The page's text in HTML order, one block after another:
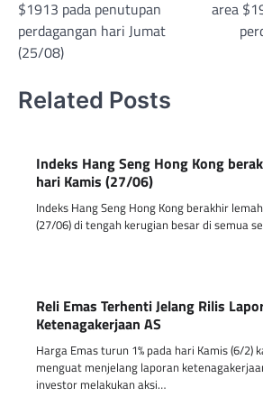
$1913 pada penutupan
perdagangan hari Jumat
(25/08)
area
Related Posts
Indeks Hang Seng Hong Kong
hari Kamis (27/06)
Indeks Hang Seng Hong Kong berakhir
(27/06) di tengah kerugian besar di semua
Reli Emas Terhenti Jelang Rilis
Ketenagakerjaan AS
Harga Emas turun 1% pada hari Kamis (6/2)
menguat menjelang laporan
investor melakukan aksi…